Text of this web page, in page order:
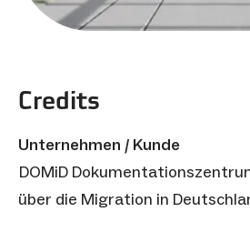
Credits
Unternehmen / Kunde
DOMiD
über die Migration in